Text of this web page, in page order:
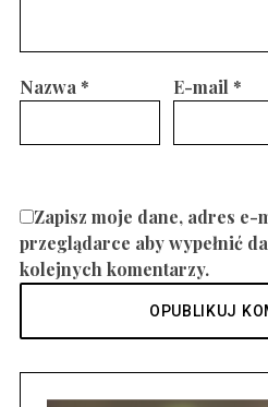
Nazwa * E-mail *
Zapisz moje dane, adres
przeglądarce aby wypełnić
kolejnych komentarzy.